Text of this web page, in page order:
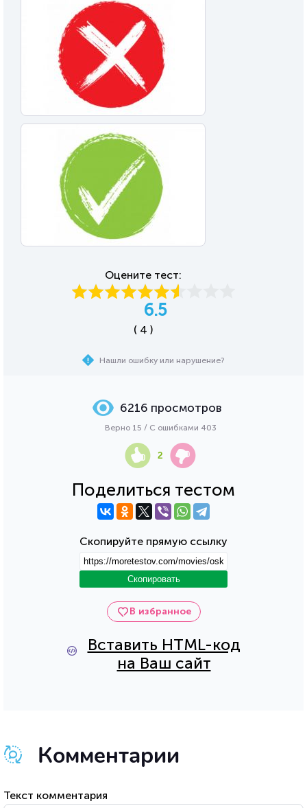
Оцените тест:
6.5
( 4 )
Нашли ошибку или нарушение?
В избранное
Вставить HTML-код
на Ваш сайт
Поделиться тестом
Скопируйте прямую ссылку
Скопировать
6216 просмотров
Верно 15 / С ошибками 403
2
Комментарии
Текст комментария